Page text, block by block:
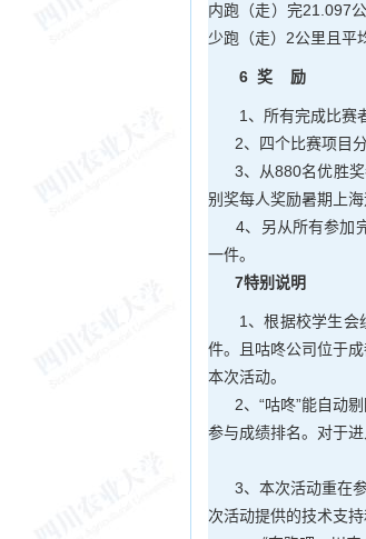
内跑（走）完21.097
少跑（走）2公里且平
6 奖 励
1、所有完成比赛
2、四个比赛项目分
3、从880名优胜奖
别奖每人奖励暑期上
4、另从所有参加完
一件。
7特别说明
1、根据校学生会
件。且咕咚公司位于
本次活动。
2、“咕咚”能自动剔
参与成绩排名。对于
3、本次活动重在参
次活动提供的技术支持